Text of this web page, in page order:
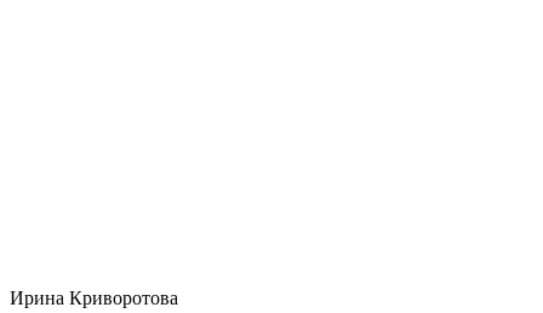
Ирина Криворотова